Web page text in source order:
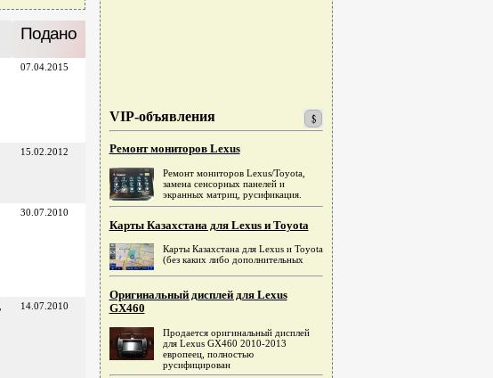
Подано
07.04.2015
15.02.2012
30.07.2010
14.07.2010
VIP-объявления
Ремонт мониторов Lexus
Ремонт мониторов Lexus/Toyota,
замена сенсорных панелей и
экранных матриц, русификация.
Карты Казахстана для Lexus и Toyota
Карты Казахстана для Lexus и Toyota
(без каких либо дополнительных
Оригинальный дисплей для Lexus
GX460
Продается оригинальный дисплей
для Lexus GX460 2010-2013
европеец, полностью
русифицирован